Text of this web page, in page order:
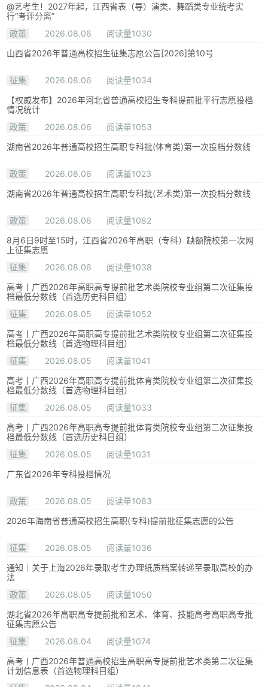
@艺考生！2027年起，江西省表（导）演类、舞蹈类专业统考实
行“考评分离”
政策
2026.08.06
阅读量1030
山西省2026年普通高校招生征集志愿公告[2026]第10号
征集 2026.08.06
阅读量1034
【权威发布】2026年河北省普通高校招生专科提前批平行志愿投档
情况统计
政策
2026.08.06
阅读量1053
湖南省2026年普通高校招生高职专科批(体育类)第一次投档分数线
政策 2026.08.06
阅读量1023
湖南省2026年普通高校招生高职专科批(艺术类)第一次投档分数线
政策 2026.08.06
阅读量1082
8月6日9时至15时，江西省2026年高职（专科）缺额院校第一次网
上征集志愿
征集
2026.08.06
阅读量1038
高考丨广西2026年高职高专提前批艺术类院校专业组第二次征集投
档最低分数线（首选历史科目组）
征集
2026.08.05
阅读量1052
高考丨广西2026年高职高专提前批艺术类院校专业组第二次征集投
档最低分数线（首选物理科目组）
征集
2026.08.05
阅读量1041
高考丨广西2026年高职高专提前批体育类院校专业组第二次征集投
档最低分数线（首选物理科目组）
征集
2026.08.05
阅读量1033
高考丨广西2026年高职高专提前批体育类院校专业组第二次征集投
档最低分数线（首选历史科目组）
征集
2026.08.05
阅读量1031
广东省2026年专科投档情况
政策 2026.08.05
阅读量1083
2026年海南省普通高校招生高职(专科)提前批征集志愿的公告
征集 2026.08.05
阅读量1036
通知｜关于上海2026年录取考生办理纸质档案转递至录取高校的办
法
政策
2026.08.05
阅读量1050
湖北省2026年高职高专提前批和艺术、体育、技能高考高职高专批
征集志愿公告
征集
2026.08.04
阅读量1074
高考丨广西2026年普通高校招生高职高专提前批艺术类第二次征集
计划信息表（首选物理科目组）